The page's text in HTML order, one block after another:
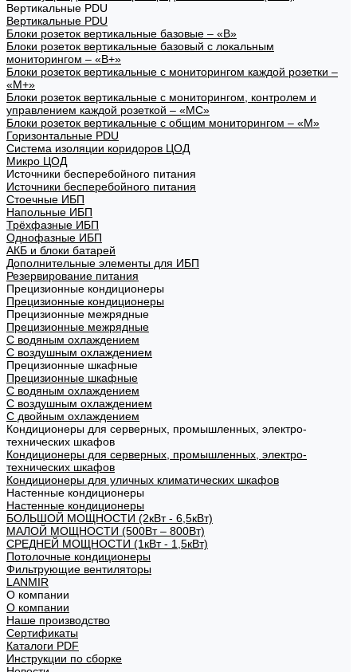
Вертикальные PDU
Вертикальные PDU
Блоки розеток вертикальные базовые – «В»
Блоки розеток вертикальные базовый с локальным
мониторингом – «В+»
Блоки розеток вертикальные с мониторингом каждой розетки –
«М+»
Блоки розеток вертикальные с мониторингом, контролем и
управлением каждой розеткой – «МС»
Блоки розеток вертикальные с общим мониторингом – «М»
Горизонтальные PDU
Система изоляции коридоров ЦОД
Микро ЦОД
Источники бесперебойного питания
Источники бесперебойного питания
Стоечные ИБП
Напольные ИБП
Трёхфазные ИБП
Однофазные ИБП
АКБ и блоки батарей
Дополнительные элементы для ИБП
Резервирование питания
Прецизионные кондиционеры
Прецизионные кондиционеры
Прецизионные межрядные
Прецизионные межрядные
С водяным охлаждением
С воздушным охлаждением
Прецизионные шкафные
Прецизионные шкафные
С водяным охлаждением
С воздушным охлаждением
С двойным охлаждением
Кондиционеры для серверных, промышленных, электро-
технических шкафов
Кондиционеры для серверных, промышленных, электро-
технических шкафов
Кондиционеры для уличных климатических шкафов
Настенные кондиционеры
Настенные кондиционеры
БОЛЬШОЙ МОЩНОСТИ (2кВт - 6,5кВт)
МАЛОЙ МОЩНОСТИ (500Вт – 800Вт)
СРЕДНЕЙ МОЩНОСТИ (1кВт - 1,5кВт)
Потолочные кондиционеры
Фильтрующие вентиляторы
LANMIR
О компании
О компании
Наше производство
Сертификаты
Каталоги PDF
Инструкции по сборке